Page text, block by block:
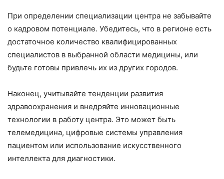
При определении специализации центра не забывайте
о кадровом потенциале. Убедитесь, что в регионе есть
достаточное количество квалифицированных
специалистов в выбранной области медицины, или
будьте готовы привлечь их из других городов.
Наконец, учитывайте тенденции развития
здравоохранения и внедряйте инновационные
технологии в работу центра. Это может быть
телемедицина, цифровые системы управления
пациентом или использование искусственного
интеллекта для диагностики.